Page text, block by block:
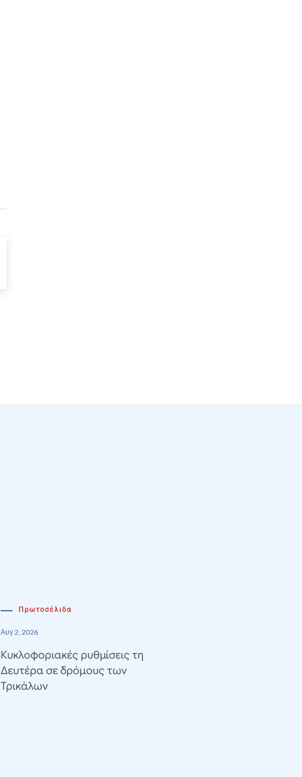
Πρωτοσέλιδα
Αυγ 2, 2026
Κυκλοφοριακές ρυθμίσεις τη
Δευτέρα σε δρόμους των
Τρικάλων